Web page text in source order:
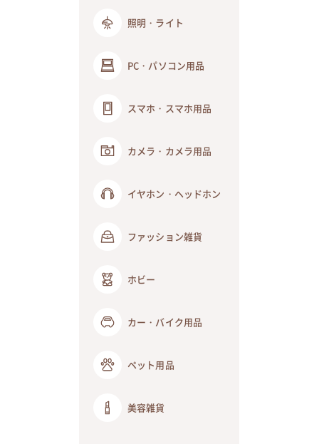
照明・ライト
PC・パソコン用品
スマホ・スマホ用品
カメラ・カメラ用品
イヤホン・ヘッドホン
ファッション雑貨
ホビー
カー・バイク用品
ペット用品
美容雑貨